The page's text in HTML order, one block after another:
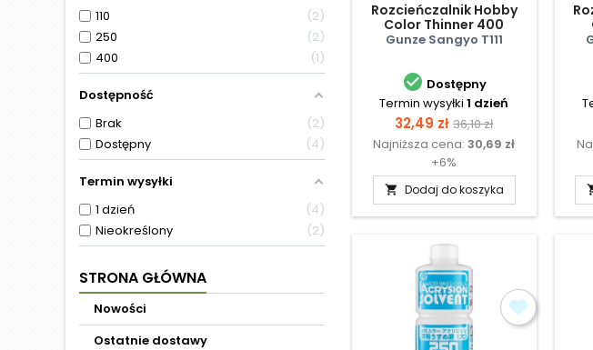
110
2
250
2
400
1
Dostępność
Brak
2
Dostępny
4
Termin wysyłki
1 dzień
4
Nieokreślony
2
STRONA GŁÓWNA
Nowości
Ostatnie dostawy
Rozcieńczalnik Hobby
Color Thinner 400
Gunze Sangyo T111
 Dostępny
Termin wysyłki 1 dzień
Cena
32,49 zł Cena
podstawowa
36,10 zł
Najniższa cena:30,69 zł
+6%
 Dodaj do koszyka